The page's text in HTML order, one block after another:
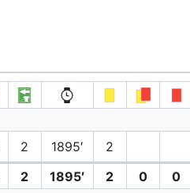
2 1895′ 2
2 1895′ 2 0 0